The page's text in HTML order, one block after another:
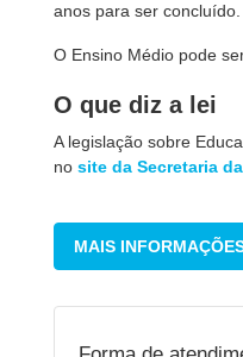
anos para ser concluído.
O Ensino Médio pode
O que diz a lei
A legislação sobre
no site da Secretaria
MAIS